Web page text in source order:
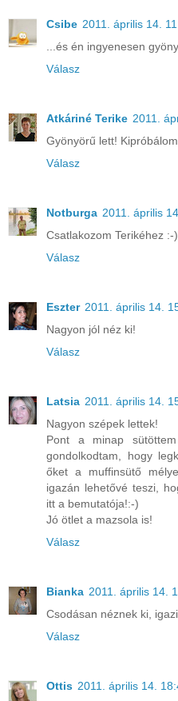
Csibe 2011. április 14.
...és én ingyenesen
Válasz
Atkáriné Terike 2011.
Gyönyörű lett! Kipróbálom
Válasz
Notburga 2011. április
Csatlakozom Terikéhez :-)
Válasz
Eszter 2011. április 14.
Nagyon jól néz ki!
Válasz
Latsia 2011. április 14.
Nagyon szépek lettek!
Pont a minap
gondolkodtam, hogy
őket a muffinsütő
igazán lehetővé teszi,
itt a bemutatója!:-)
Jó ötlet a mazsola is!
Válasz
Bianka 2011. április 14.
Csodásan néznek ki,
Válasz
Ottis 2011. április 14.